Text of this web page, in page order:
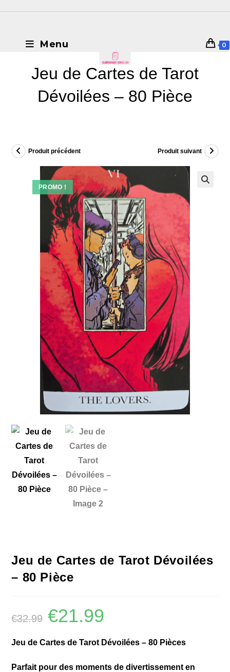
Menu 0
Jeu de Cartes de Tarot
Dévoilées – 80 Pièce
PROMO !
Produit précédent Produit suivant
Jeu de Cartes de Tarot Dévoilées
– 80 Pièce
€32.99 €21.99
Jeu de Cartes de Tarot Dévoilées – 80 Pièces
Parfait pour des moments de divertissement en